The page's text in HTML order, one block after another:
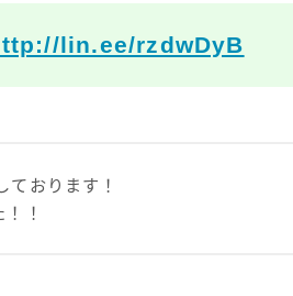
lin.ee/rzdwDyB
ております！
！